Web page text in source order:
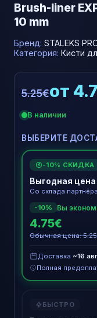
Brush-liner
10 mm
Бренд: STALEKS
Категория: Кисти
5.25€от
В наличии
ВЫБЕРИТЕ
€ -10% СКИДКА
Выгодная цена
Со склада партнёра
-10%
Вы
4.75€
Обычная цена:
Доставка ~16
Полная
БЫСТРО